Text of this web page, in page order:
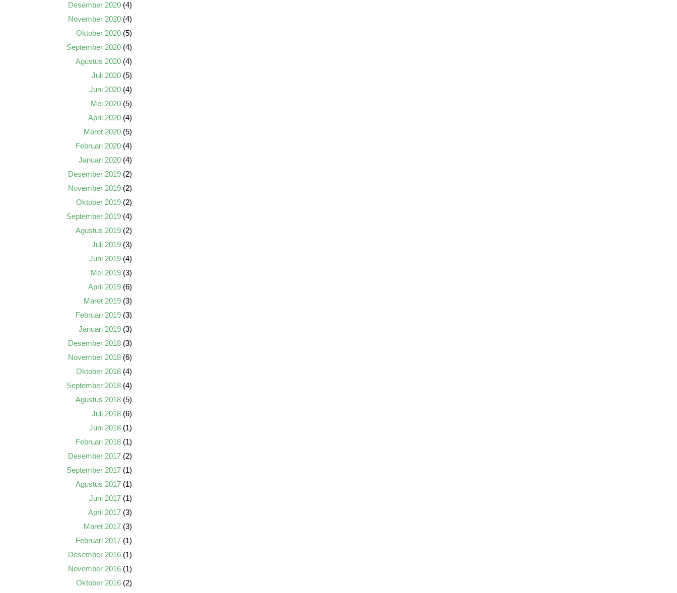
Desember 2020 (4)
November 2020 (4)
Oktober 2020 (5)
September 2020 (4)
Agustus 2020 (4)
Juli 2020 (5)
Juni 2020 (4)
Mei 2020 (5)
April 2020 (4)
Maret 2020 (5)
Februari 2020 (4)
Januari 2020 (4)
Desember 2019 (2)
November 2019 (2)
Oktober 2019 (2)
September 2019 (4)
Agustus 2019 (2)
Juli 2019 (3)
Juni 2019 (4)
Mei 2019 (3)
April 2019 (6)
Maret 2019 (3)
Februari 2019 (3)
Januari 2019 (3)
Desember 2018 (3)
November 2018 (6)
Oktober 2018 (4)
September 2018 (4)
Agustus 2018 (5)
Juli 2018 (6)
Juni 2018 (1)
Februari 2018 (1)
Desember 2017 (2)
September 2017 (1)
Agustus 2017 (1)
Juni 2017 (1)
April 2017 (3)
Maret 2017 (3)
Februari 2017 (1)
Desember 2016 (1)
November 2016 (1)
Oktober 2016 (2)